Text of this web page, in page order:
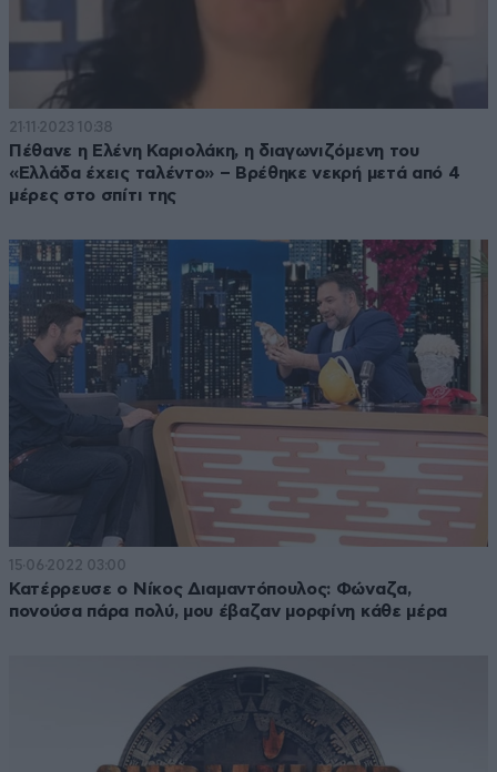
21·11·2023 10:38
Πέθανε η Ελένη Καριολάκη, η διαγωνιζόμενη του
«Ελλάδα έχεις ταλέντο» – Βρέθηκε νεκρή μετά από 4
μέρες στο σπίτι της
15·06·2022 03:00
Κατέρρευσε ο Νίκος Διαμαντόπουλος: Φώναζα,
πονούσα πάρα πολύ, μου έβαζαν μορφίνη κάθε μέρα